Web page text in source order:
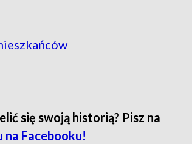
się swoją historią? Pisz na
na Facebooku!